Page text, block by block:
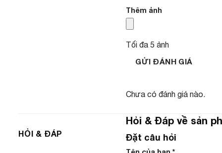
Thêm ảnh
Tối đa 5 ảnh
GỬI ĐÁNH GIÁ
Chưa có đánh giá nào.
HỎI & ĐÁP
Hỏi & Đáp về sản
Đặt câu hỏi